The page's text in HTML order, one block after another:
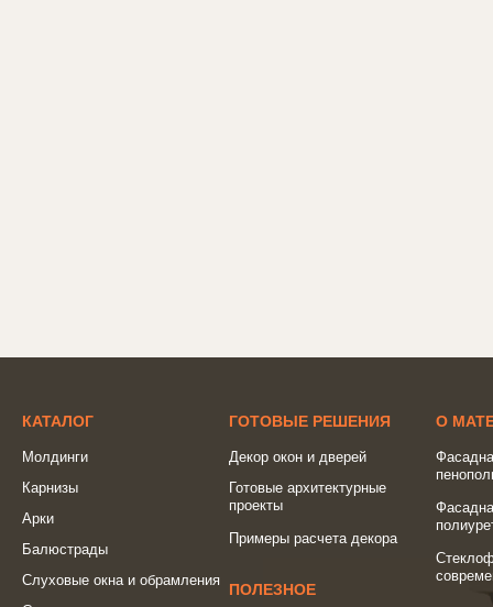
КАТАЛОГ
Молдинги
Карнизы
Арки
Балюстрады
Слуховые окна и обрамления
ГОТОВЫЕ РЕШЕНИЯ
Декор окон и дверей
Готовые архитектурные
проекты
Примеры расчета декора
ПОЛЕЗНОЕ
О